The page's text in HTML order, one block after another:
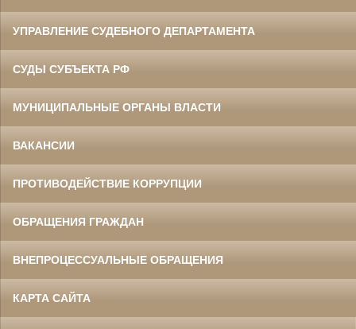
УПРАВЛЕНИЕ СУДЕБНОГО ДЕПАРТАМЕНТА
СУДЫ СУБЪЕКТА РФ
МУНИЦИПАЛЬНЫЕ ОРГАНЫ ВЛАСТИ
ВАКАНСИИ
ПРОТИВОДЕЙСТВИЕ КОРРУПЦИИ
ОБРАЩЕНИЯ ГРАЖДАН
ВНЕПРОЦЕССУАЛЬНЫЕ ОБРАЩЕНИЯ
КАРТА САЙТА